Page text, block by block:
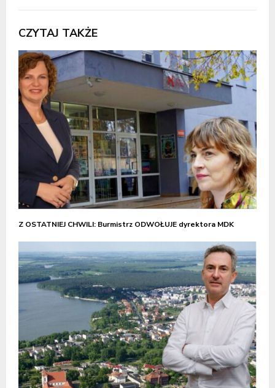
CZYTAJ TAKŻE
Z OSTATNIEJ CHWILI: Burmistrz ODWOŁUJE dyrektora MDK